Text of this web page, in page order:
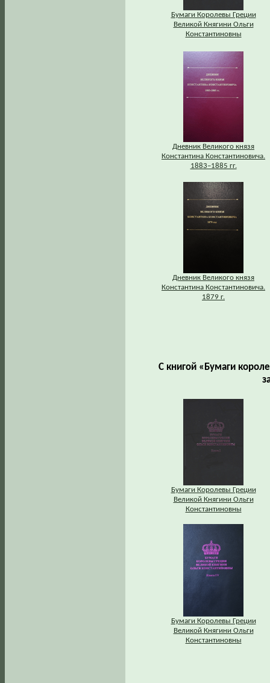
Бумаги Королевы Греции
Великой Княгини Ольги
Константиновны
Дневник Великого князя
Константина Константиновича.
1883–1885 гг.
Дневник Великого князя
Константина Константиновича.
1879 г.
С книгой «Бумаги
Бумаги Королевы Греции
Великой Княгини Ольги
Константиновны
Бумаги Королевы Греции
Великой Княгини Ольги
Константиновны